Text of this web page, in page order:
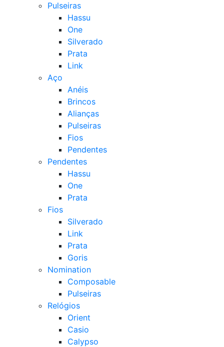
Pulseiras
Hassu
One
Silverado
Prata
Link
Aço
Anéis
Brincos
Alianças
Pulseiras
Fios
Pendentes
Pendentes
Hassu
One
Prata
Fios
Silverado
Link
Prata
Goris
Nomination
Composable
Pulseiras
Relógios
Orient
Casio
Calypso